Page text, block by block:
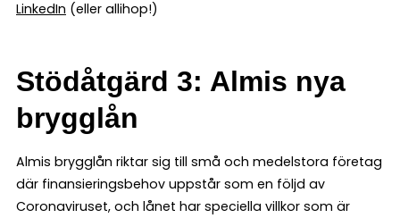
LinkedIn (eller allihop!)
Stödåtgärd 3: Almis nya
brygglån
Almis brygglån riktar sig till små och medelstora företag
där finansieringsbehov uppstår som en följd av
Coronaviruset, och lånet har speciella villkor som är